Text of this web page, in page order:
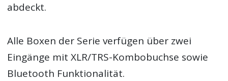
abdeckt.
Alle Boxen der Serie verfügen über zwei
Eingänge mit XLR/TRS-Kombobuchse sowie
Bluetooth Funktionalität.